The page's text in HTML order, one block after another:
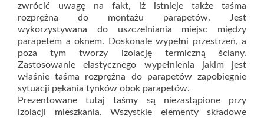
zwrócić uwagę na fakt, iż istnieje także taśma
rozprężna do montażu parapetów. Jest
wykorzystywana do uszczelniania miejsc między
parapetem a oknem. Doskonale wypełni przestrzeń, a
poza tym tworzy izolację termiczną ściany.
Zastosowanie elastycznego wypełnienia jakim jest
właśnie taśma rozprężna do parapetów zapobiegnie
sytuacji pękania tynków obok parapetów.
Prezentowane tutaj taśmy są niezastąpione przy
izolacji mieszkania. Wszystkie elementy składowe